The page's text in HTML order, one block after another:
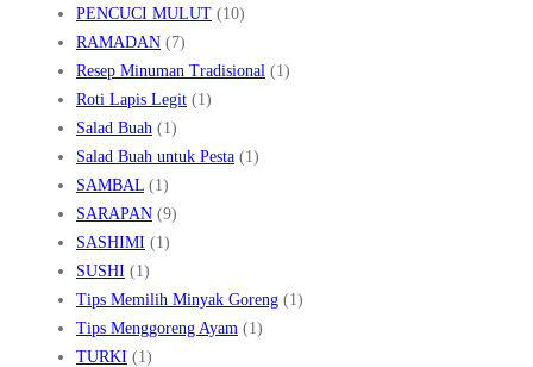
PENCUCI MULUT (10)
RAMADAN (7)
Resep Minuman Tradisional (1)
Roti Lapis Legit (1)
Salad Buah (1)
Salad Buah untuk Pesta (1)
SAMBAL (1)
SARAPAN (9)
SASHIMI (1)
SUSHI (1)
Tips Memilih Minyak Goreng (1)
Tips Menggoreng Ayam (1)
TURKI (1)